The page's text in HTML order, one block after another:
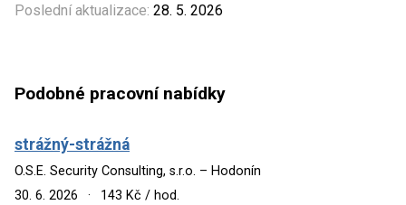
Poslední aktualizace: 28. 5. 2026
Podobné pracovní nabídky
strážný-strážná
O.S.E. Security Consulting, s.r.o. – Hodonín
30. 6. 2026
· 143 Kč / hod.